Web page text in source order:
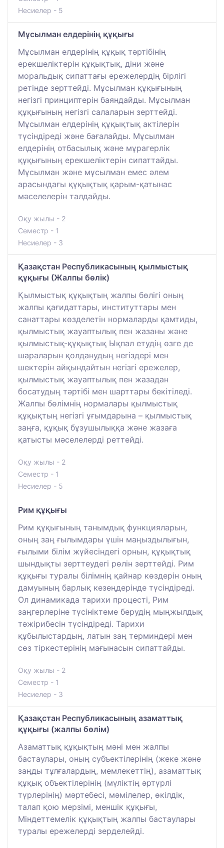
Несиелер - 5
Мұсылман елдерінің құқығы
Мұсылман елдерінің құқық тәртібінің
ерекшеліктерін құқықтық, діни және
моральдық сипаттағы ережелердің бірлігі
ретінде зерттейді. Мұсылман құқығының
негізгі принциптерін баяндайды. Мұсылман
құқығының негізгі салаларын зерттейді.
Мұсылман елдерінің құқықтық актілерін
түсіндіреді және бағалайды. Мұсылман
елдерінің отбасылық және мұрагерлік
құқығының ерекшеліктерін сипаттайды.
Мұсылман және мұсылман емес әлем
арасындағы құқықтық қарым-қатынас
мәселелерін талдайды.
Оқу жылы - 2
Семестр - 1
Несиелер - 3
Қазақстан Республикасының қылмыстық
құқығы (Жалпы бөлік)
Қылмыстық құқықтың жалпы бөлігі оның
жалпы қағидаттары, институттары мен
санаттары көзделетін нормаларды қамтиды,
қылмыстық жауаптылық пен жазаны және
қылмыстық-құқықтық Ықпал етудің өзге де
шараларын қолданудың негіздері мен
шектерін айқындайтын негізгі ережелер,
қылмыстық жауаптылық пен жазадан
босатудың тәртібі мен шарттары бекітіледі.
Жалпы бөлімнің нормалары қылмыстық
құқықтың негізгі ұғымдарына – қылмыстық
заңға, құқық бұзушылыққа және жазаға
қатысты мәселелерді реттейді.
Оқу жылы - 2
Семестр - 1
Несиелер - 5
Рим құқығы
Рим құқығының танымдық функцияларын,
оның заң ғылымдары үшін маңыздылығын,
ғылыми білім жүйесіндегі орнын, құқықтық
шындықты зерттеудегі рөлін зерттейді. Рим
құқығы туралы білімнің қайнар көздерін оның
дамуының барлық кезеңдерінде түсіндіреді.
Ол динамикада тарихи процесті, Рим
заңгерлеріне түсініктеме берудің мыңжылдық
тәжірибесін түсіндіреді. Тарихи
құбылыстардың, латын заң терминдері мен
сөз тіркестерінің мағынасын сипаттайды.
Оқу жылы - 2
Семестр - 1
Несиелер - 3
Қазақстан Республикасының азаматтық
құқығы (жалпы бөлім)
Азаматтық құқықтың мәні мен жалпы
бастаулары, оның субъектілерінің (жеке және
заңды тұлғалардың, мемлекеттің), азаматтық
құқық объектілерінің (мүліктің әртүрлі
түрлерінің) мәртебесі, мәмілелер, өкілдік,
талап қою мерзімі, меншік құқығы,
Міндеттемелік құқықтың жалпы бастаулары
туралы ережелерді зерделейді.